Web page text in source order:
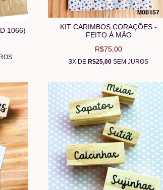
1066)
KIT CARIMBOS CORAÇÕES -
FEITO À MÃO
R$75,00
3X DE R$25,00 SEM JUROS